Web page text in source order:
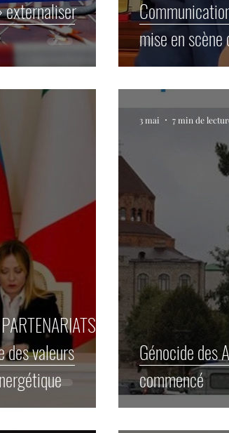
externaliser
mise en
Génocide
commencé
3 mai 7 min de